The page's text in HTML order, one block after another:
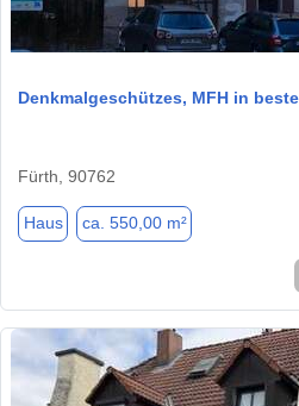
Denkmalgeschützes, MFH in
Fürth, 90762
Haus ca. 550,00 m²